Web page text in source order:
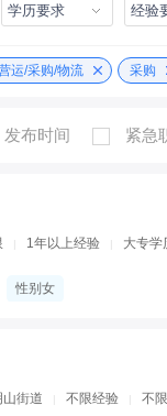
学历要求 经验
运/采购/物流 采购
发布时间 紧急
1年以上经验 大专学
性别女
街道 不限经验 不